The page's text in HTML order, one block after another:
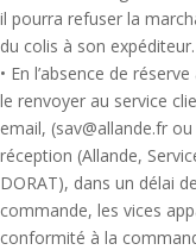
il pourra refuser la
du colis à son expéditeur.
• En l’absence de
le renvoyer au service
email, (sav@allande.fr
réception (Allande,
DORAT), dans un délai
commande, les vices
conformité à la